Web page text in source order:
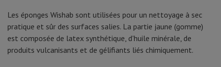
Les éponges Wishab sont utilisées pour un nettoyage à sec
pratique et sûr des surfaces salies. La partie jaune (gomme)
est composée de latex synthétique, d'huile minérale, de
produits vulcanisants et de gélifiants liés chimiquement.